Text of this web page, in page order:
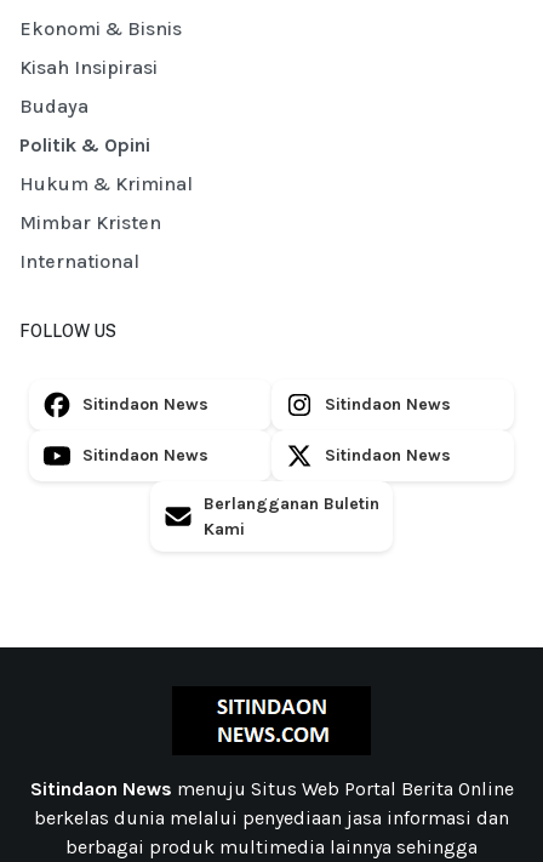
Ekonomi & Bisnis
Kisah Insipirasi
Budaya
Politik & Opini
Hukum & Kriminal
Mimbar Kristen
International
FOLLOW US
Sitindaon News Sitindaon News
Sitindaon News Sitindaon News
Berlangganan Buletin
Kami
Sitindaon News menuju Situs Web Portal Berita Online
berkelas dunia melalui penyediaan jasa informasi dan
berbagai produk multimedia lainnya sehingga